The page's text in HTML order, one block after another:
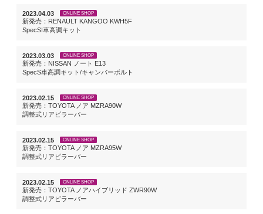
2023.04.03 ONLINE SHOP
新発売：RENAULT KANGOO KWH5F
SpecSI車高調キット
2023.03.03 ONLINE SHOP
新発売：NISSAN ノート E13
SpecS車高調キット/キャンバーボルト
2023.02.15 ONLINE SHOP
新発売：TOYOTA ノア MZRA90W
調整式リアピラーバー
2023.02.15 ONLINE SHOP
新発売：TOYOTA ノア MZRA95W
調整式リアピラーバー
2023.02.15 ONLINE SHOP
新発売：TOYOTA ノアハイブリッド ZWR90W
調整式リアピラーバー